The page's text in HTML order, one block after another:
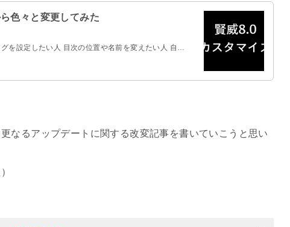
色々と変更してみた
を設定したい人 目次の位置や名前を変えたい人 自…
なるアップデートに関する改変記事を書いていこうと思い